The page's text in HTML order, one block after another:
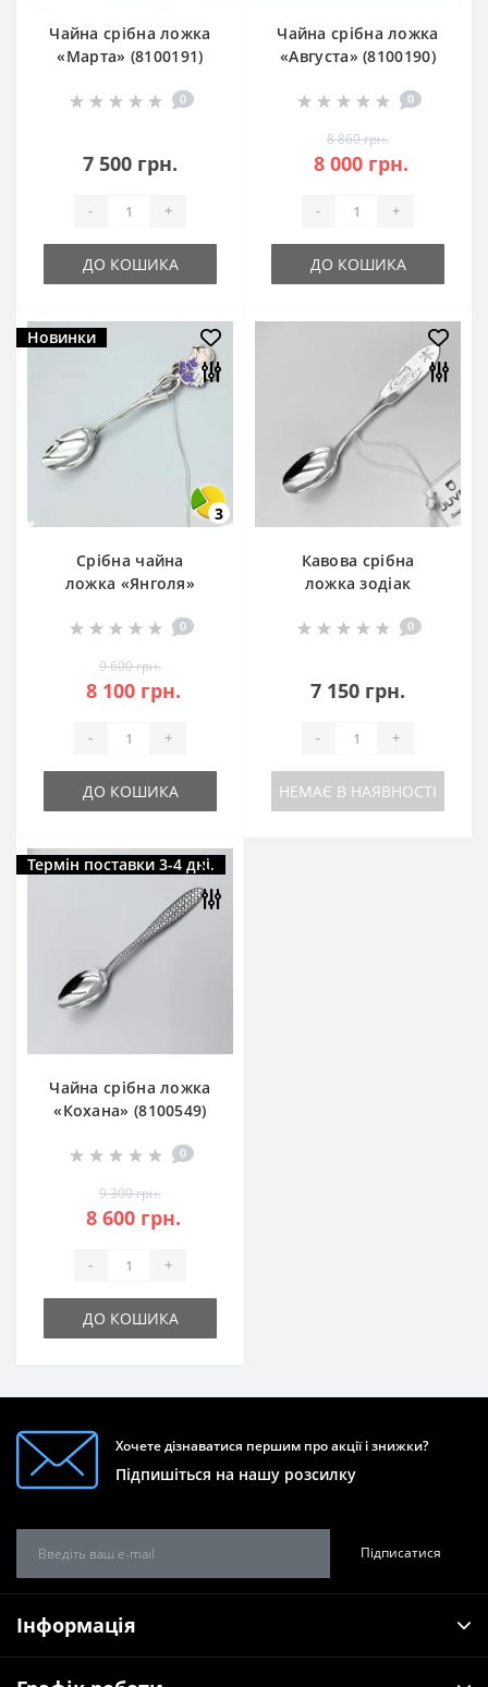
Чайна срібна ложка
«Марта» (8100191)
0
7 500 грн.
- +
ДО КОШИКА
Чайна срібна ложка
«Августа» (8100190)
0
8 860 грн.
8 000 грн.
- +
ДО КОШИКА
Новинки
3
Срібна чайна
ложка «Янголя»
0
9 600 грн.
8 100 грн.
- +
ДО КОШИКА
Кавова срібна
ложка зодіак
0
7 150 грн.
- +
НЕМАЄ В НАЯВНОСТІ
Термін поставки 3-4 дні.
Чайна срібна ложка
«Кохана» (8100549)
0
9 300 грн.
8 600 грн.
- +
ДО КОШИКА
Хочете дізнаватися першим про акції і знижки?
Підпишіться на нашу розсилку
Підписатися
Інформація